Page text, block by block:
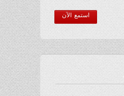
استمع الآن